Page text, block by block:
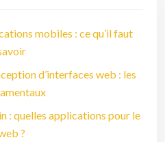
mobiles : ce qu’il faut
d’interfaces web : les
: quelles applications pour le
?